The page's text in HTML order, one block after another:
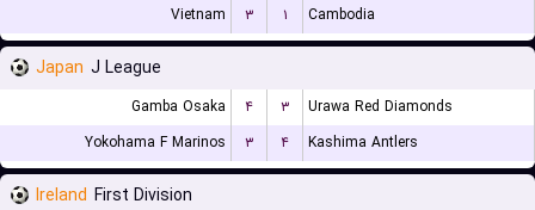
Vietnam
۳ ۱ Cambodia
Japan J League
Gamba Osaka ۴ ۳
Urawa Red Diamonds
Yokohama F Marinos
۳ ۴ Kashima Antlers
Ireland First Division